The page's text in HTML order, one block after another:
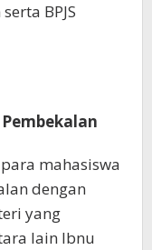
BPJS
mahasiswa
dengan
yang
lain Ibnu